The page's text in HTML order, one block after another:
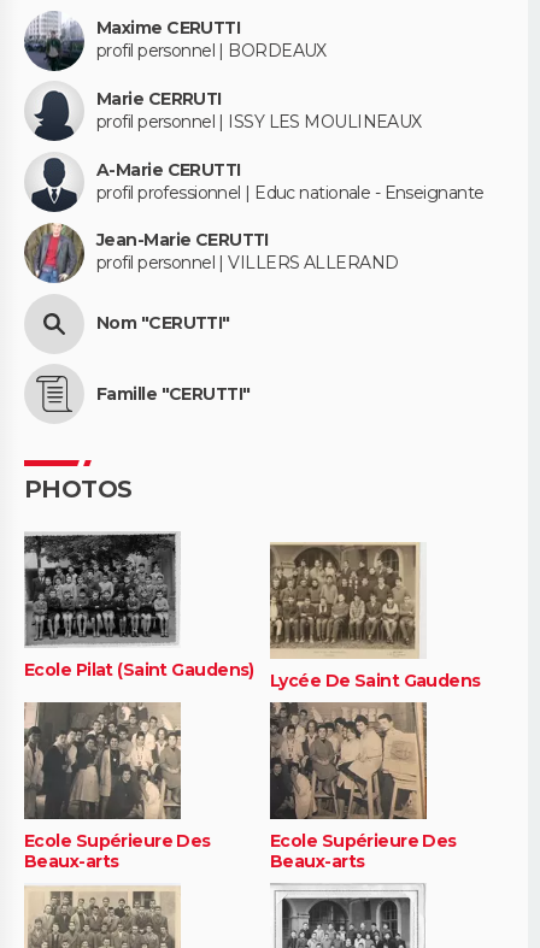
Maxime CERUTTI
profil personnel | BORDEAUX
Marie CERRUTI
profil personnel | ISSY LES MOULINEAUX
A-Marie CERUTTI
profil professionnel | Educ nationale - Enseignante
Jean-Marie CERUTTI
profil personnel | VILLERS ALLERAND
Nom "CERUTTI"
Famille "CERUTTI"
PHOTOS
Ecole Pilat (Saint Gaudens) Lycée De Saint Gaudens
Ecole Supérieure Des
Beaux-arts
Ecole Supérieure Des
Beaux-arts